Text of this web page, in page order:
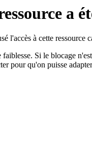
a
l'accès à cette ressource
Si le blocage
pour qu'on puisse